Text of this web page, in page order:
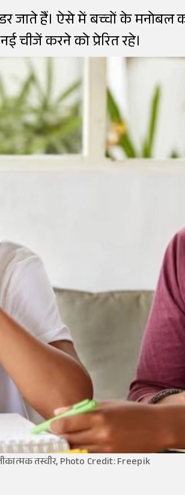
हैं। ऐसे में बच्चों के मनोबल
नई चीजें करने को प्रेरित रहे।
तस्वीर, Photo Credit: Freepik